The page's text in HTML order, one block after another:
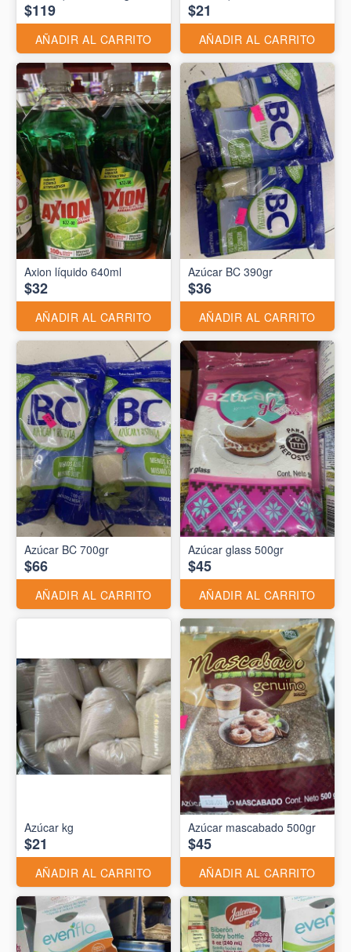
$119
AÑADIR AL CARRITO
$21
AÑADIR AL CARRITO
Axion líquido 640ml
$32
AÑADIR AL CARRITO
Azúcar BC 390gr
$36
AÑADIR AL CARRITO
Azúcar BC 700gr
$66
AÑADIR AL CARRITO
Azúcar glass 500gr
$45
AÑADIR AL CARRITO
Azúcar kg
$21
AÑADIR AL CARRITO
Azúcar mascabado 500gr
$45
AÑADIR AL CARRITO